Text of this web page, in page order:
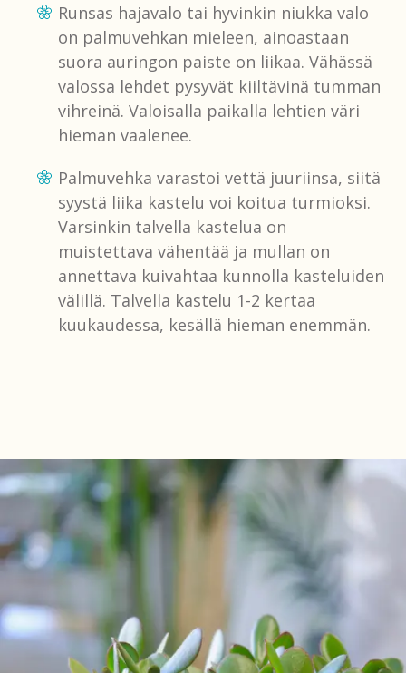
Runsas hajavalo tai hyvinkin niukka valo
on palmuvehkan mieleen, ainoastaan
suora auringon paiste on liikaa. Vähässä
valossa lehdet pysyvät kiiltävinä tumman
vihreinä. Valoisalla paikalla lehtien väri
hieman vaalenee.
Palmuvehka varastoi vettä juuriinsa, siitä
syystä liika kastelu voi koitua turmioksi.
Varsinkin talvella kastelua on
muistettava vähentää ja mullan on
annettava kuivahtaa kunnolla kasteluiden
välillä. Talvella kastelu 1-2 kertaa
kuukaudessa, kesällä hieman enemmän.